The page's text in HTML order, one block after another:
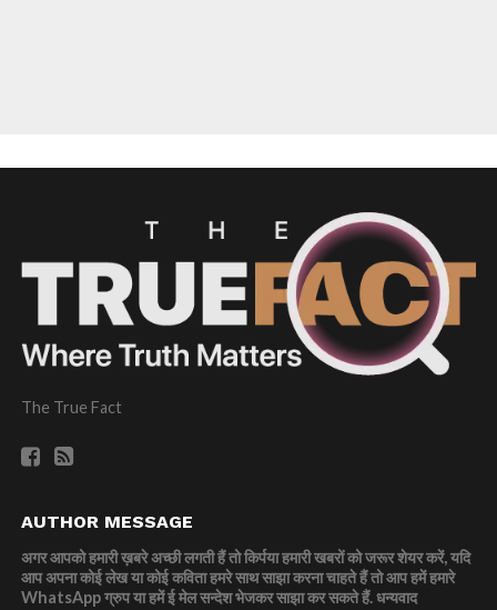
The True Fact
AUTHOR MESSAGE
अगर आपको हमारी ख़बरे अच्छी लगती हैं तो किर्पया हमारी खबरों को जरूर शेयर करें, यदि
आप अपना कोई लेख या कोई कविता हमरे साथ साझा करना चाहते हैं तो आप हमें हमारे
WhatsApp ग्रुप या हमें ई मेल सन्देश भेजकर साझा कर सकते हैं.धन्यवाद